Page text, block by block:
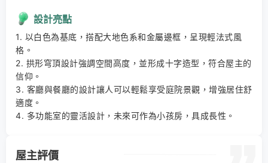
設計亮點
1. 以白色為基底，搭配大地色系和金屬邊框，呈現輕法式風
格。
2. 拱形穹頂設計強調空間高度，並形成十字造型，符合屋主的
信仰。
3. 客廳與餐廳的設計讓人可以輕鬆享受庭院景觀，增強居住舒
適度。
4. 多功能室的靈活設計，未來可作為小孩房，具成長性。
屋主評價